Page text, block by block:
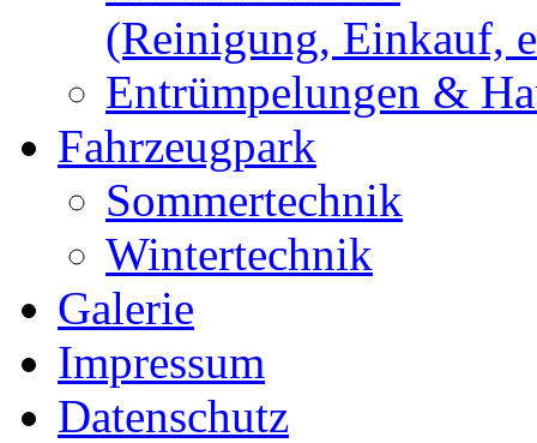
(Reinigung, Einkauf,
Entrümpelungen &
Fahrzeugpark
Sommertechnik
Wintertechnik
Galerie
Impressum
Datenschutz